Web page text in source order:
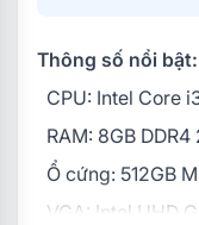
Thông số nổi bật:
CPU: Intel Core
RAM: 8GB
Ổ cứng: 512GB
VGA: Intel UHD